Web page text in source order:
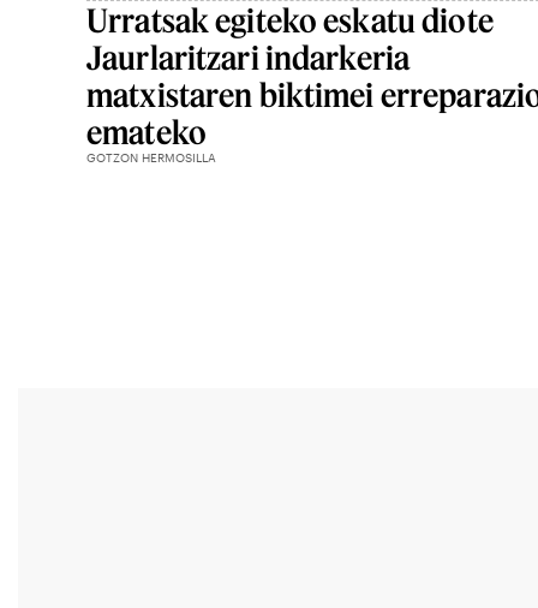
Urratsak egiteko eskatu diote
Jaurlaritzari indarkeria
matxistaren biktimei
emateko
GOTZON HERMOSILLA